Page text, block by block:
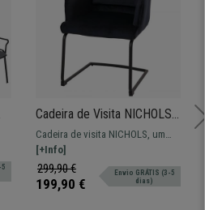
5
Cadeira de Visita NICHOLS,
Design Moderno, Estrutura
Metálica, em Tecido, cor
Azul
Cadeira de visita NICHOLS, um
modelo com design moderno e
com estrutura metálica
[+Info]
299,90 €
199,90 €
Envio GRÁTIS (3-5
dias)